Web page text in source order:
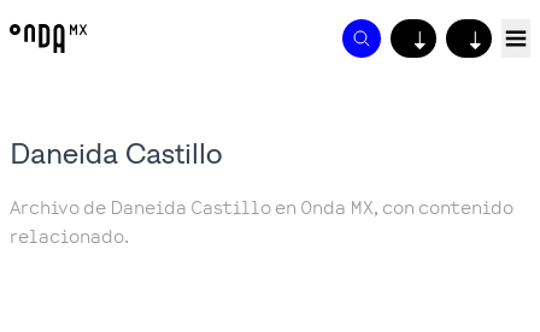
↓ ↓
Daneida Castillo
Archivo de Daneida Castillo en Onda MX, con contenido
relacionado.